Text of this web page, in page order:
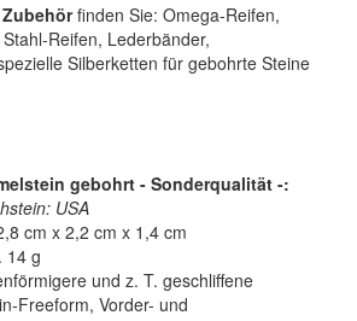
finden Sie: Omega-Reifen,
Reifen, Lederbänder,
Silberketten für gebohrte Steine
gebohrt - Sonderqualität -:
USA
cm x 2,2 cm x 1,4 cm
14 g
und z. T. geschliffene
Freeform, Vorder- und